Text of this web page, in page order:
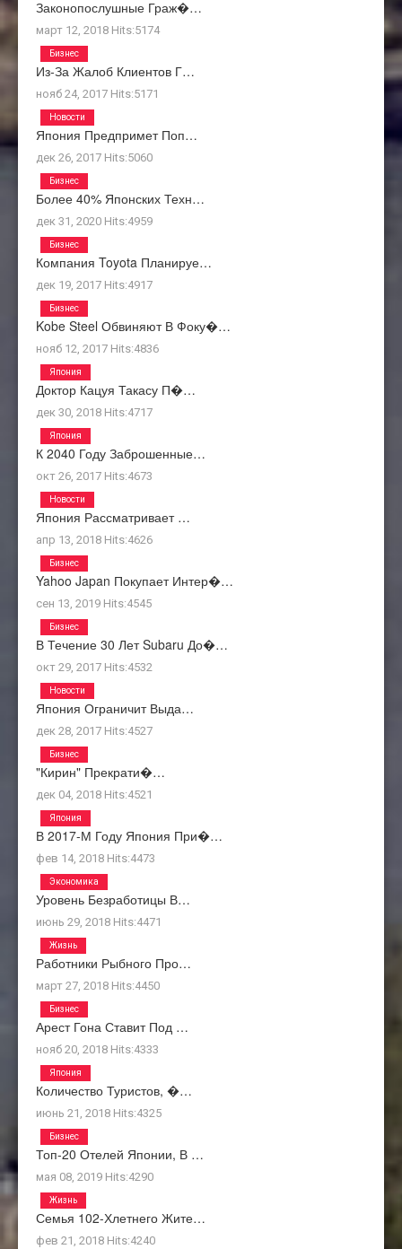
Законопослушные Граж�…
март 12, 2018 Hits:5174
Из-За Жалоб Клиентов Г…
нояб 24, 2017 Hits:5171
Бизнес
Япония Предпримет Поп…
дек 26, 2017 Hits:5060
Новости
Более 40% Японских Техн…
дек 31, 2020 Hits:4959
Бизнес
Компания Toyota Планируе…
дек 19, 2017 Hits:4917
Бизнес
Kobe Steel Обвиняют В Фоку�…
нояб 12, 2017 Hits:4836
Бизнес
Доктор Кацуя Такасу П�…
дек 30, 2018 Hits:4717
Япония
К 2040 Году Заброшенные…
окт 26, 2017 Hits:4673
Япония
Япония Рассматривает …
апр 13, 2018 Hits:4626
Новости
Yahoo Japan Покупает Интер�…
сен 13, 2019 Hits:4545
Бизнес
В Течение 30 Лет Subaru До�…
окт 29, 2017 Hits:4532
Бизнес
Япония Ограничит Выда…
дек 28, 2017 Hits:4527
Новости
"Кирин" Прекрати�…
дек 04, 2018 Hits:4521
Бизнес
В 2017-М Году Япония При�…
фев 14, 2018 Hits:4473
Япония
Уровень Безработицы В…
июнь 29, 2018 Hits:4471
Экономика
Работники Рыбного Про…
март 27, 2018 Hits:4450
Жизнь
Арест Гона Ставит Под …
нояб 20, 2018 Hits:4333
Бизнес
Количество Туристов, �…
июнь 21, 2018 Hits:4325
Япония
Топ-20 Отелей Японии, В …
мая 08, 2019 Hits:4290
Бизнес
Семья 102-Хлетнего Жите…
фев 21, 2018 Hits:4240
Жизнь